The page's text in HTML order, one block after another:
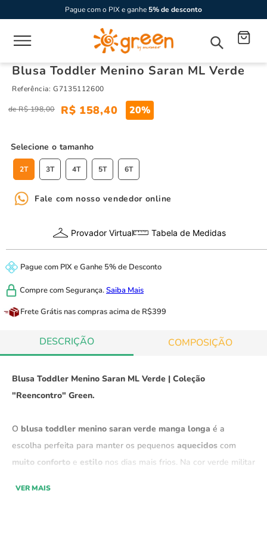
Pague com o PIX e ganhe 5% de desconto
Blusa Toddler Menino Saran ML Verde
Referência:G7135112600
R$ 198,00 R$ 158,40 20%
tamanho
2T 3T 4T 5T 6T
Fale com nosso vendedor online
Provador Virtual Tabela de Medidas
Pague com PIX eGanhe 5% de Desconto
Compre comSegurança.Saiba Mais
Frete Grátis nas compras acima de R$399
DESCRIÇÃO COMPOSIÇÃO
Blusa Toddler Menino Saran ML Verde | Coleção
"Reencontro" Green.
O blusa toddler menino saran verde manga longa é a
escolha perfeita para manter os pequenos aquecidos com
muito conforto e estilo nos dias mais frios. Na cor verde militar
VER MAIS